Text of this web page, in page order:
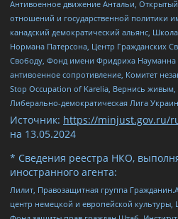
Антивоенное движение Антальи,
отношений и государственной политики
канадский демократический альянс,
Нормана Патерсона, Центр Гражданских
Свободу, Фонд имени Фридриха Науманна
антивоенное сопротивление, Комитет
Stop Occupation of Karelia, Вернись
Либерально-демократическая Лига
Источник: https://minjust.gov.ru/
на 13.05.2024
* Сведения реестра НКО,
иностранного агента:
Лилит, Правозащитная группа
центр немецкой и европейской культуры,